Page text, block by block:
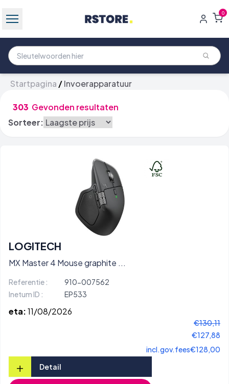
0
Startpagina /Invoerapparatuur
303 Gevonden resultaten
Sorteer:
LOGITECH
MX Master 4 Mouse graphite ...
Referentie :
910-007562
Inetum ID :
EP533
eta:11/08/2026
€130,11
€127,88
incl.gov.fees€128,00
+ Detail